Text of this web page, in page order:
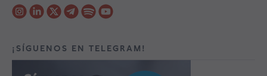
¡SÍGUENOS EN TELEGRAM!